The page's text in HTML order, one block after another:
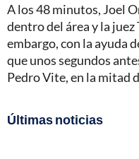
A los 48 minutos, Joel
dentro del área y la
embargo, con la ayuda
que unos segundos
Pedro Vite, en la mitad
Últimas noticias